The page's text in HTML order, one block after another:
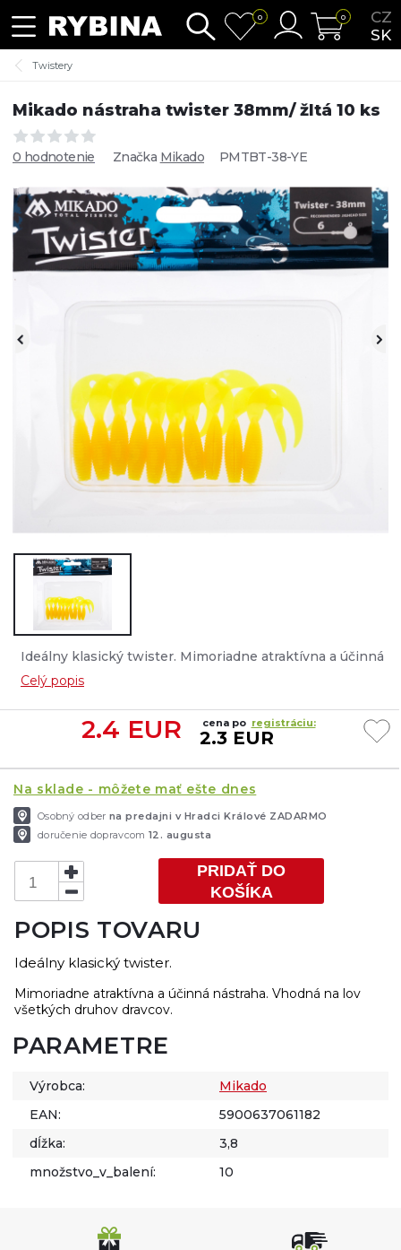
CZ
SK
0 0
Twistery
Mikado nástraha twister 38mm/ žltá 10 ks
0 hodnotenie Značka Mikado PMTBT-38-YE
Ideálny klasický twister. Mimoriadne atraktívna a účinná
nástraha. Vhodná na lov všetkých druhov dravcov....
Celý popis
2.4 EUR cena po registráciu:
2.3 EUR
Na sklade - môžete mať ešte dnes
Osobný odber na predajni v Hradci Králové ZADARMO
doručenie dopravcom 12. augusta
PRIDAŤ DO
KOŠÍKA
POPIS TOVARU
Ideálny klasický twister.
Mimoriadne atraktívna a účinná nástraha. Vhodná na lov
všetkých druhov dravcov.
PARAMETRE
Výrobca:
Mikado
EAN:
5900637061182
dĺžka:
3,8
množstvo_v_balení:
10